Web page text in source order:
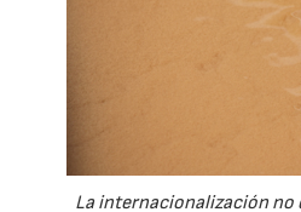
La internacionalización no